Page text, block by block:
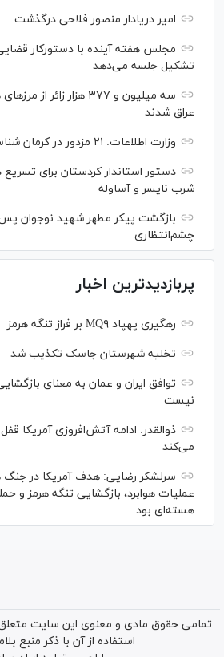
امیر دریادار منصور فلاحی درگذشت
مجلس هفته آینده با دستورکار
تشکیل جلسه می‌دهد
سه میلیون و ۳۷۷ هزار
عراق شدند
وزارت اطلاعات: ۲۱ مزدور در کرمان شناسایی و دستگیر شدند
دستور استاندار کردستان برای
شرب نایسر و آساوله
بازگشت پیکر مطهر شهید نوجوان
چشم‌انتظاری
پربازدیدترین اخبار
رهگیری پهپاد MQ۹ بر فراز تنگه هرمز
تخلیه شهرستان جاسک تکذیب شد
توافق ایران و عمان به معنای
نیست
ذوالقدر: ادامه آتش‌افروزی آمریکا
می‌کند
سرلشکر رضایی: هدف آمریکا در جنگ
عملیات هوابرد، بازگشایی تنگه هرمز و
هسته‌ای بود
تمامی حقوق مادی و معنوی این سایت متعلق
استفاده از آن با ذکر منبع